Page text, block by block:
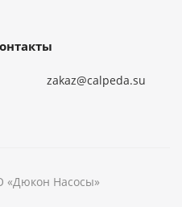
zakaz@calpeda.su
«Дюкон Насосы»